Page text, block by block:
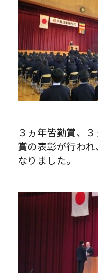
３ヵ年皆勤賞、
賞の表彰が行わ
なりました。